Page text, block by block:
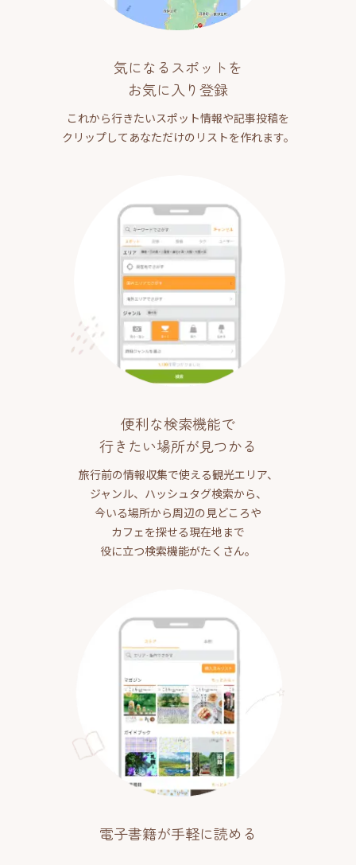
気になるスポットを
お気に入り登録
これから行きたいスポット情報や記事投稿を
クリップしてあなただけのリストを作れます。
便利な検索機能で
行きたい場所が見つかる
旅行前の情報収集で使える観光エリア、
ジャンル、ハッシュタグ検索から、
今いる場所から周辺の見どころや
カフェを探せる現在地まで
役に立つ検索機能がたくさん。
電子書籍が手軽に読める